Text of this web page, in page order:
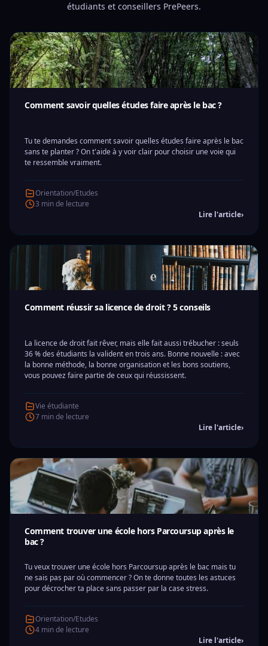
étudiants et conseillers PrePeers.
Comment savoir quelles études faire après le bac ?
Tu te demandes comment savoir quelles études faire après le bac
sans te planter ? On t'aide à y voir clair pour choisir une voie qui
te ressemble vraiment.
Orientation/Etudes
3 min de lecture
Lire l'article›
Comment réussir sa licence de droit ? 5 conseils
La licence de droit fait rêver, mais elle fait aussi trébucher : seuls
36 % des étudiants la valident en trois ans. Bonne nouvelle : avec
la bonne méthode, la bonne organisation et les bons soutiens,
vous pouvez faire partie de ceux qui réussissent.
Vie étudiante
7 min de lecture
Lire l'article›
Comment trouver une école hors Parcoursup après le
bac ?
Tu veux trouver une école hors Parcoursup après le bac mais tu
ne sais pas par où commencer ? On te donne toutes les astuces
pour décrocher ta place sans passer par la case stress.
Orientation/Etudes
4 min de lecture
Lire l'article›